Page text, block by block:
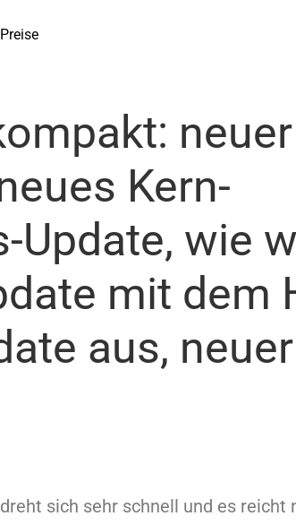
Preise
Kern-
Update, wie
mit dem
aus,
sich sehr schnell und es